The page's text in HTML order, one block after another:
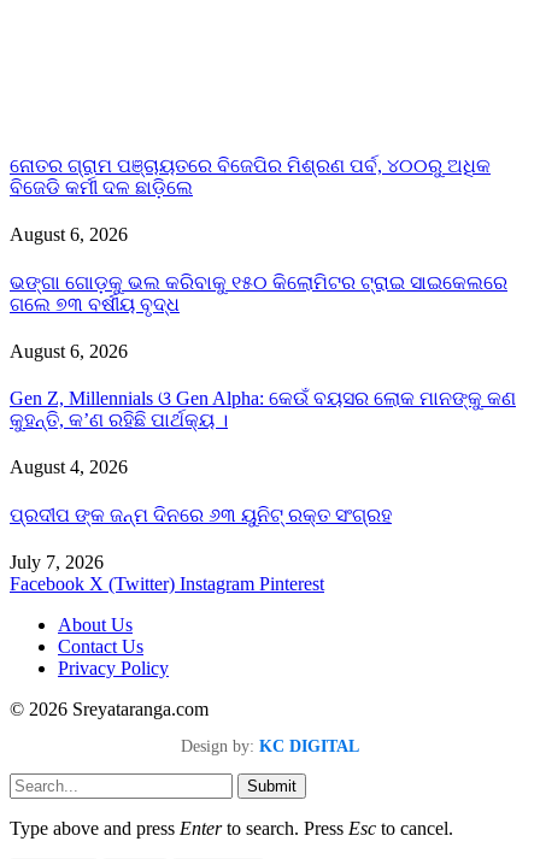
ନୋତର ଗ୍ରାମ ପଞ୍ଚାୟତରେ ବିଜେପିର ମିଶ୍ରଣ ପର୍ବ, ୪୦୦ରୁ ଅଧିକ
ବିଜେଡି କର୍ମୀ ଦଳ ଛାଡ଼ିଲେ
August 6, 2026
ଭଙ୍ଗା ଗୋଡ଼କୁ ଭଲ କରିବାକୁ ୧୫୦ କିଲୋମିଟର ଟ୍ରାଇ ସାଇକେଲରେ
ଗଲେ ୭୩ ବର୍ଷୀୟ ବୃଦ୍ଧ
August 6, 2026
Gen Z, Millennials ଓ Gen Alpha: କେଉଁ ବୟସର ଲୋକ ମାନଙ୍କୁ କଣ
କୁହନ୍ତି, କ’ଣ ରହିଛି ପାର୍ଥକ୍ୟ ।
August 4, 2026
ପ୍ରଦୀପ ଙ୍କ ଜନ୍ମ ଦିନରେ ୬୩ ୟୁନିଟ୍ ରକ୍ତ ସଂଗ୍ରହ
July 7, 2026
Facebook X (Twitter) Instagram Pinterest
About Us
Contact Us
Privacy Policy
© 2026 Sreyataranga.com
Design by: KC DIGITAL
Submit
Type above and press Enterto search. Press Esc to cancel.